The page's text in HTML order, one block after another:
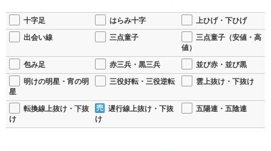
十字足 はらみ十字
上ひげ・下ひげ
出会い線
三点童子
三点童子（安値・高
値）
包み足
赤三兵・黒三兵
並び赤・並び黒
明けの明星・宵の明
星
三役好転・三役逆転 雲上抜け・下抜け
転換線上抜け・下抜
け
遅行線上抜け・下抜
け
五陽連・五陰連